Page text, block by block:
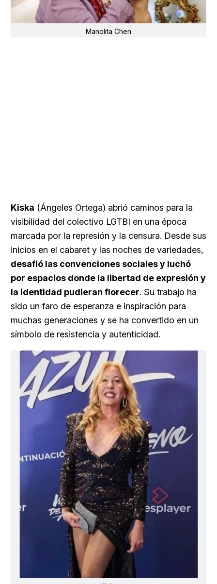
Manolita Chen
Kiska (Ángeles Ortega) abrió caminos para la
visibilidad del colectivo LGTBI en una época
marcada por la represión y la censura. Desde sus
inicios en el cabaret y las noches de variedades,
desafió las convenciones sociales y luchó
por espacios donde la libertad de expresión y
la identidad pudieran florecer. Su trabajo ha
sido un faro de esperanza e inspiración para
muchas generaciones y se ha convertido en un
símbolo de resistencia y autenticidad.